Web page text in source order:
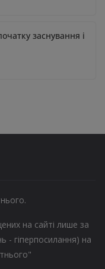
заснування і
на сайті лише за
- гіперпосилання) на